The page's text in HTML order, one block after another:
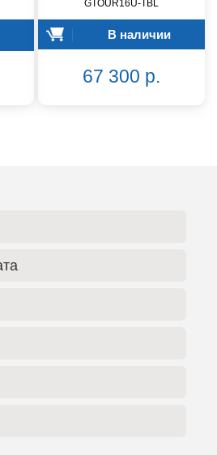
GTOUR16U-TBL
В наличии
67 300 р.